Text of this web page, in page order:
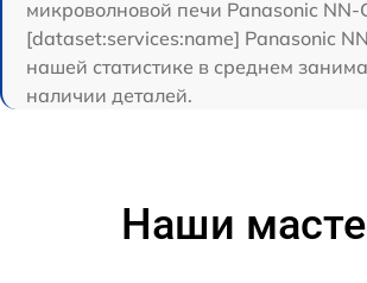
микроволновой печи Panasonic NN-
[dataset:services:name] Panasonic
нашей статистике в среднем
наличии деталей.
Наши